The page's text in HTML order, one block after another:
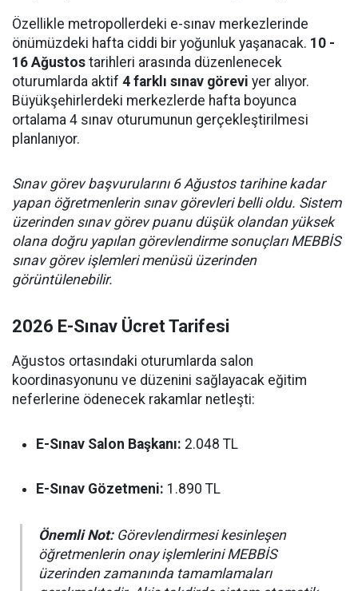
Özellikle metropollerdeki e-sınav merkezlerinde
önümüzdeki hafta ciddi bir yoğunluk yaşanacak. 10 -
16 Ağustos tarihleri arasında düzenlenecek
oturumlarda aktif 4 farklı sınav görevi yer alıyor.
Büyükşehirlerdeki merkezlerde hafta boyunca
ortalama 4 sınav oturumunun gerçekleştirilmesi
planlanıyor.
Sınav görev başvurularını 6 Ağustos tarihine kadar
yapan öğretmenlerin sınav görevleri belli oldu. Sistem
üzerinden sınav görev puanu düşük olandan yüksek
olana doğru yapılan görevlendirme sonuçları MEBBİS
sınav görev işlemleri menüsü üzerinden
görüntülenebilir.
2026 E-Sınav Ücret Tarifesi
Ağustos ortasındaki oturumlarda salon
koordinasyonunu ve düzenini sağlayacak eğitim
neferlerine ödenecek rakamlar netleşti:
E-Sınav Salon Başkanı: 2.048 TL
E-Sınav Gözetmeni: 1.890 TL
Önemli Not:Görevlendirmesi kesinleşen
öğretmenlerin onay işlemlerini MEBBİS
üzerinden zamanında tamamlamaları